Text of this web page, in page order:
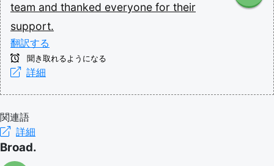
team and thanked everyone for their
support.
翻訳する
聞き取れるようになる
詳細
関連語
詳細
Broad.